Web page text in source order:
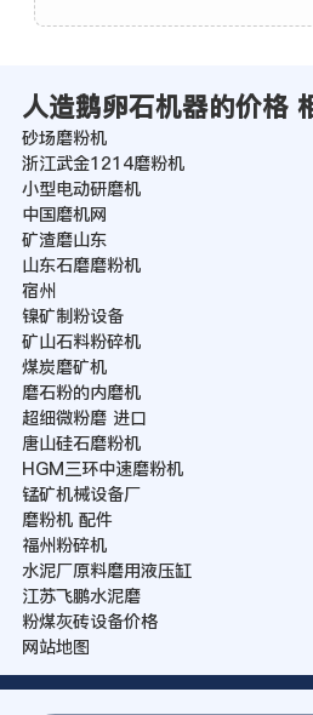
人造鹅卵石机器的价格
砂场磨粉机
浙江武金1214磨粉机
小型电动研磨机
中国磨机网
矿渣磨山东
山东石磨磨粉机
宿州
镍矿制粉设备
矿山石料粉碎机
煤炭磨矿机
磨石粉的内磨机
超细微粉磨 进口
唐山硅石磨粉机
HGM三环中速磨粉机
锰矿机械设备厂
磨粉机 配件
福州粉碎机
水泥厂原料磨用液压缸
江苏飞鹏水泥磨
粉煤灰砖设备价格
网站地图